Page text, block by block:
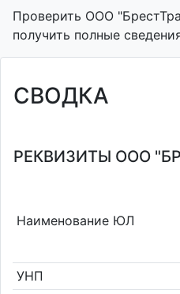
Проверить ООО
получить полные
СВОДКА
РЕКВИЗИТЫ ООО
Наименование ЮЛ
УНП